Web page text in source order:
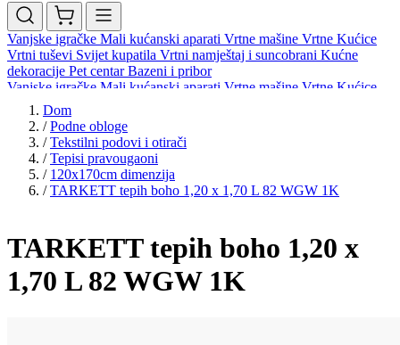
Vanjske igračke Mali kućanski aparati Vrtne mašine Vrtne Kućice
Vrtni tuševi Svijet kupatila Vrtni namještaj i suncobrani Kućne
dekoracije Pet centarBazeni i pribor
Vanjske igračke Mali kućanski aparati Vrtne mašine Vrtne Kućice
Vrtni tuševi
dekoracijePet centar
Dom
/ Podne obloge
/ Tekstilni podovi i otirači
/ Tepisi pravougaoni
/ 120x170cm dimenzija
/ TARKETT tepih boho 1,20 x 1,70 L 82 WGW 1K
TARKETT tepih boho 1,20 x
1,70 L 82 WGW 1K